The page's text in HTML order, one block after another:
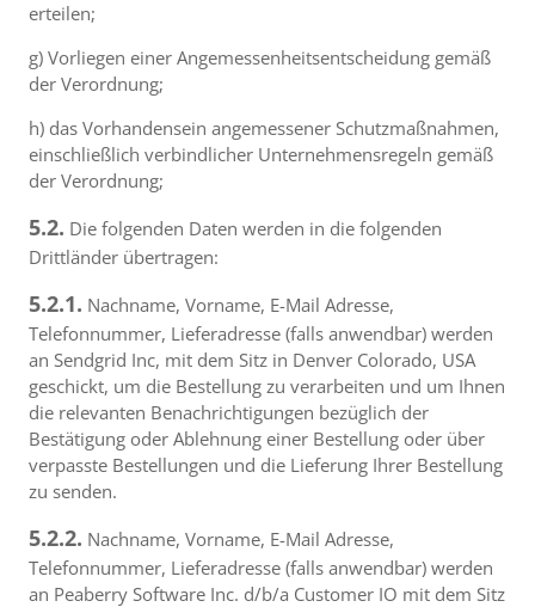
erteilen;
g) Vorliegen einer Angemessenheitsentscheidung gemäß
der Verordnung;
h) das Vorhandensein angemessener Schutzmaßnahmen,
einschließlich verbindlicher Unternehmensregeln gemäß
der Verordnung;
5.2. Die folgenden Daten werden in die folgenden
Drittländer übertragen:
5.2.1. Nachname, Vorname, E-Mail Adresse,
Telefonnummer, Lieferadresse (falls anwendbar) werden
an Sendgrid Inc, mit dem Sitz in Denver Colorado, USA
geschickt, um die Bestellung zu verarbeiten und um Ihnen
die relevanten Benachrichtigungen bezüglich der
Bestätigung oder Ablehnung einer Bestellung oder über
verpasste Bestellungen und die Lieferung Ihrer Bestellung
zu senden.
5.2.2. Nachname, Vorname, E-Mail Adresse,
Telefonnummer, Lieferadresse (falls anwendbar) werden
an Peaberry Software Inc. d/b/a Customer IO mit dem Sitz